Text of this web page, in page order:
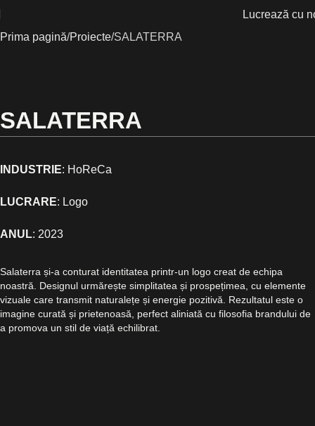
Lucrează cu
Prima pagină Proiecte SALATERRA
SALATERRA
INDUSTRIE: HoReCa
LUCRARE: Logo
ANUL: 2023
Salaterra și-a conturat identitatea printr-un logo creat de echipa
noastră. Designul urmărește simplitatea și prospețimea, cu elemente
vizuale care transmit naturalețe și energie pozitivă. Rezultatul este o
imagine curată și prietenoasă, perfect aliniată cu filosofia brandului de
a promova un stil de viață echilibrat.